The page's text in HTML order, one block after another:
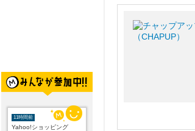
11時間前
Yahoo!ショッピング